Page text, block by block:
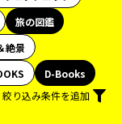
旅の図鑑
絶景
D-Books
絞り込み条件を追加